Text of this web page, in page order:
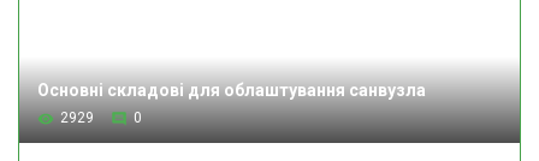
Основні складові для облаштування санвузла
2929 0